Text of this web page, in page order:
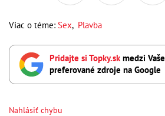
Viac o téme: Sex, Plavba
Pridajte si Topky.skmedzi Vaše
preferované zdroje na Google
Nahlásiť chybu